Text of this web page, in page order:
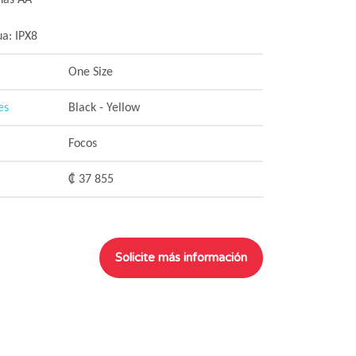
IPX8
One Size
Black - Yellow
Focos
₡ 37 855